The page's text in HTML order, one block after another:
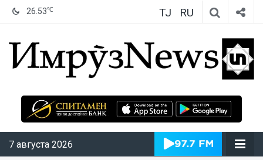
26.53℃ TJ RU
ИмрӯзNews
7 августа 2026